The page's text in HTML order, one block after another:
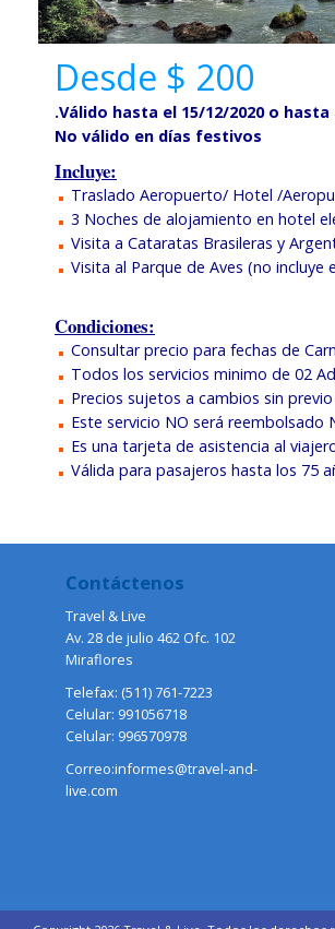
Desde $ 200
.Válido hasta el 15/12/2020 o
No válido en días festivos
Incluye:
Traslado Aeropuerto/ Hotel /
3 Noches de alojamiento en hotel
Visita a Cataratas Brasileras y
Visita al Parque de Aves (no incluye
Condiciones:
Consultar precio para fechas de
Todos los servicios minimo de 02
Precios sujetos a cambios sin previo
Este servicio NO será
Es una tarjeta de asistencia al
Válida para pasajeros hasta los 75
Contáctenos
Travel & Live
Av. 28 de julio 462 Ofc. 102
Miraflores
Telefax: (511) 761-7223
Celular: 991056718
Celular: 996570978
Correo:informes@travel-and-
live.com